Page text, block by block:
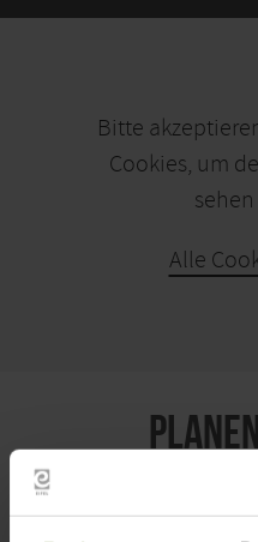
Bitte
Cookies, um
Alle